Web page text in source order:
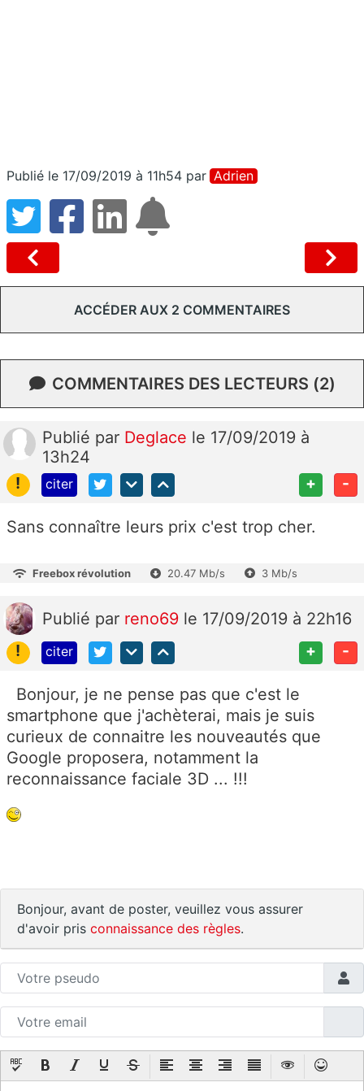
Publié le 17/09/2019 à 11h54 par Adrien
ACCÉDER AUX 2 COMMENTAIRES
COMMENTAIRES DES LECTEURS (2)
Publié par Deglace le 17/09/2019 à
13h24
!
citer + -
Sans connaître leurs prix c'est trop cher.
Freebox révolution 20.47 Mb/s 3 Mb/s
Publié par reno69 le 17/09/2019 à 22h16
!
citer + -
Bonjour, je ne pense pas que c'est le
smartphone que j'achèterai, mais je suis
curieux de connaitre les nouveautés que
Google proposera, notamment la
reconnaissance faciale 3D ... !!!
Bonjour, avant de poster, veuillez vous assurer
d'avoir pris connaissance des règles.